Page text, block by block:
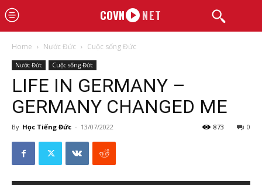
COVN NET
Home Nước Đức Cuộc sống Đức
Nước Đức Cuộc sống Đức
LIFE IN GERMANY –
GERMANY CHANGED ME
By Học Tiếng Đức - 13/07/2022 0
873